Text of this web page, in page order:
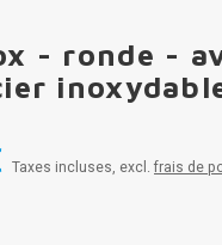
- ronde -
Taxes incluses, excl. frais de